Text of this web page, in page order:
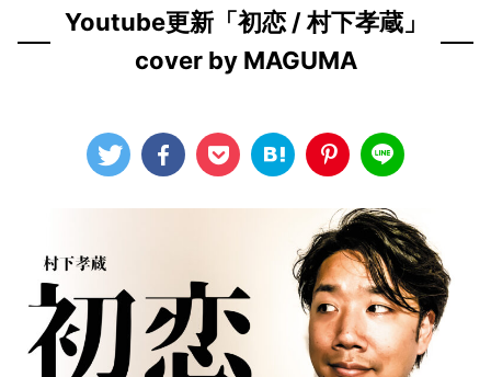
Youtube更新「初恋 / 村下孝蔵」
cover by MAGUMA